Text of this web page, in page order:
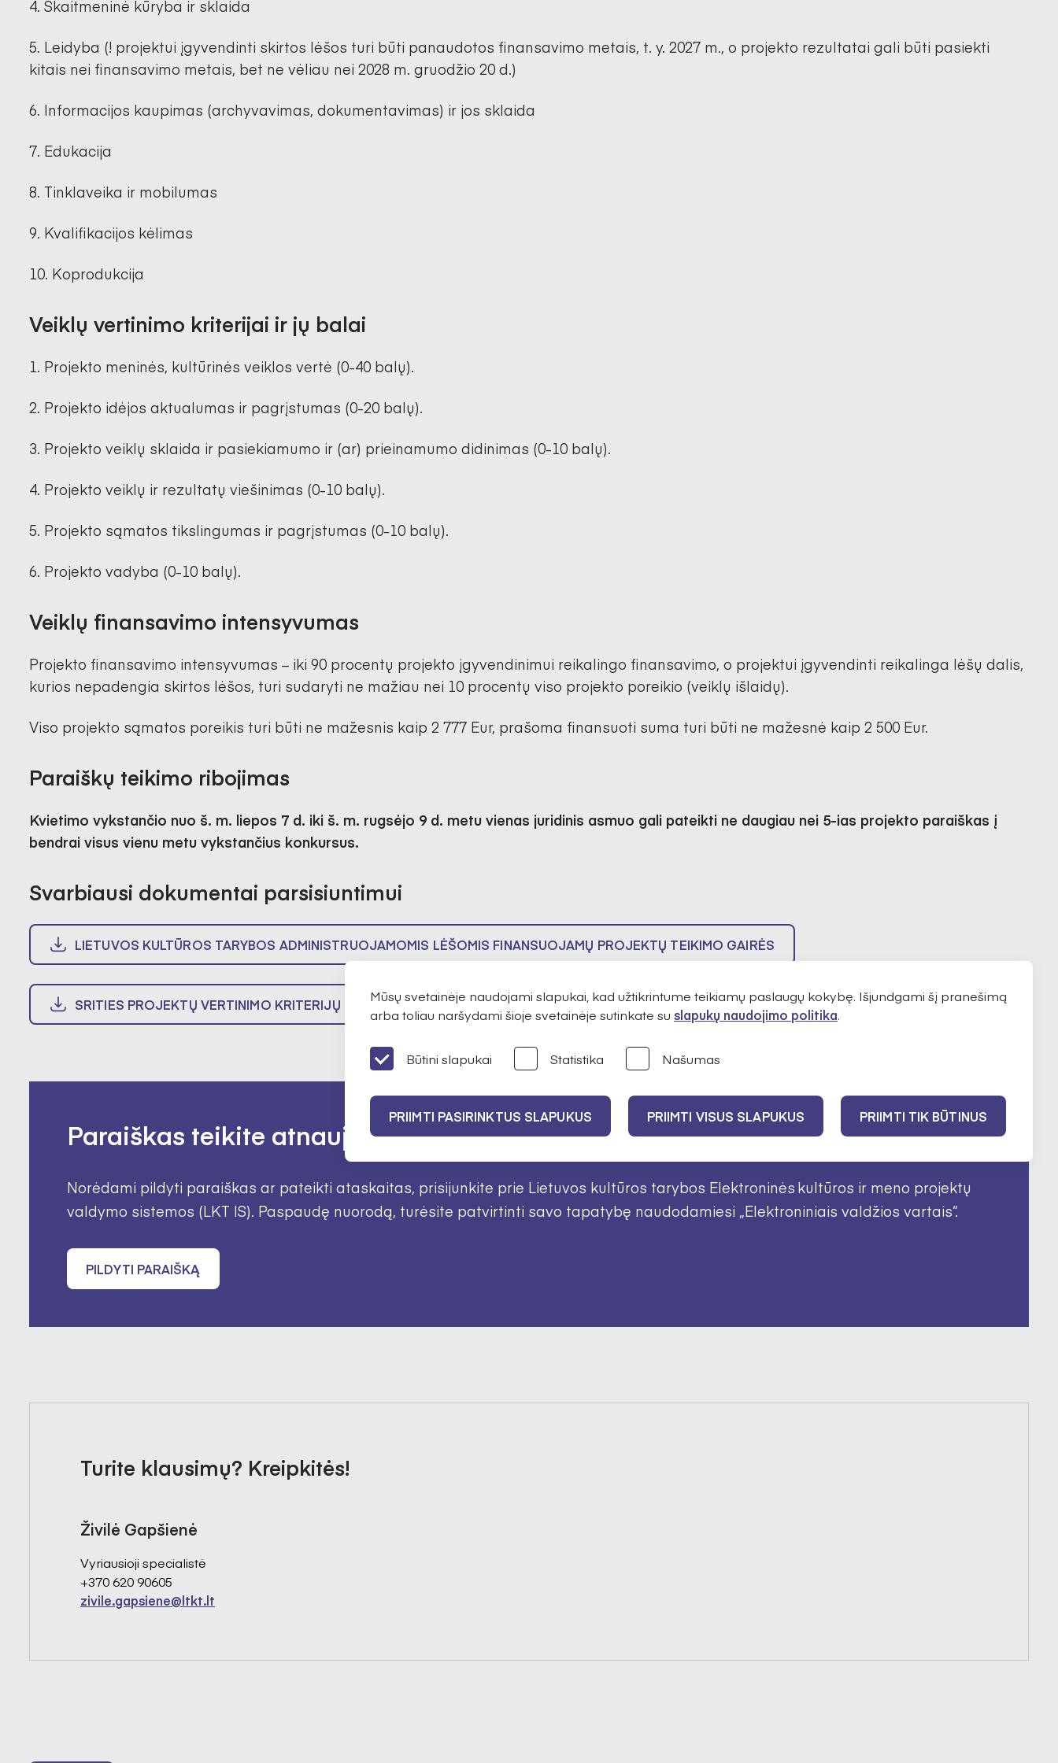
Skaitmeninė kūryba ir sklaida
Leidyba (! projektui įgyvendinti skirtos lėšos turi būti panaudotos finansavimo metais, t. y. 2027 m., o projekto rezultatai gali būti pasiekti
kitais nei finansavimo metais, bet ne vėliau nei 2028 m. gruodžio 20 d.)
Informacijos kaupimas (archyvavimas, dokumentavimas) ir jos sklaida
Edukacija
Tinklaveika ir mobilumas
Kvalifikacijos kėlimas
Koprodukcija
Veiklų vertinimo kriterijai ir jų balai
Projekto meninės, kultūrinės veiklos vertė (0-40 balų).
Projekto idėjos aktualumas ir pagrįstumas (0-20 balų).
Projekto veiklų sklaida ir pasiekiamumo ir (ar) prieinamumo didinimas (0-10 balų).
Projekto veiklų ir rezultatų viešinimas (0-10 balų).
Projekto sąmatos tikslingumas ir pagrįstumas (0-10 balų).
Projekto vadyba (0-10 balų).
Veiklų finansavimo intensyvumas
Projekto finansavimo intensyvumas – iki 90 procentų projekto įgyvendinimui reikalingo finansavimo, o projektui įgyvendinti reikalinga lėšų dalis,
kurios nepadengia skirtos lėšos, turi sudaryti ne mažiau nei 10 procentų viso projekto poreikio (veiklų išlaidų).
Viso projekto sąmatos poreikis turi būti ne mažesnis kaip 2 777 Eur, prašoma finansuoti suma turi būti ne mažesnė kaip 2 500 Eur.
Paraiškų teikimo ribojimas
Kvietimo vykstančio nuo š. m. liepos 7 d. iki š. m. rugsėjo 9 d. metu vienas juridinis asmuo gali pateikti ne daugiau nei 5-ias projekto paraiškas į
bendrai visus vienu metu vykstančius konkursus.
Svarbiausi dokumentai parsisiuntimui
LIETUVOS KULTŪROS TARYBOS ADMINISTRUOJAMOMIS LĖŠOMIS FINANSUOJAMŲ PROJEKTŲ TEIKIMO GAIRĖS
SRITIES PROJEKTŲ VERTINIMO KRITERIJŲ BALŲ APRAŠAS
Paraiškas teikite atnaujintoje LKT IS
Norėdami pildyti paraiškas ar pateikti ataskaitas, prisijunkite prie Lietuvos kultūros tarybos Elektroninės kultūros ir meno projektų
valdymo sistemos (LKT IS). Paspaudę nuorodą, turėsite patvirtinti savo tapatybę naudodamiesi „Elektroniniais valdžios vartais“.
PILDYTI PARAIŠKĄ
Turite klausimų? Kreipkitės!
Živilė Gapšienė
Vyriausioji specialistė
+370 620 90605
zivile.gapsiene@ltkt.lt
Mūsų svetainėje naudojami slapukai, kad užtikrintume teikiamų paslaugų kokybę. Išjundgami šį pranešimą
arba toliau naršydami šioje svetainėje sutinkate su slapukų naudojimo politika.
Būtini slapukai Statistika Našumas
PRIIMTI PASIRINKTUS SLAPUKUS PRIIMTI VISUS SLAPUKUS PRIIMTI TIK BŪTINUS